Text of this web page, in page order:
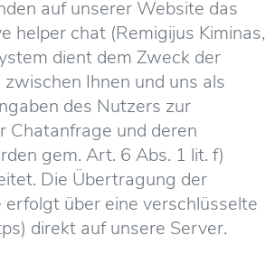
auf unserer Website das
helper chat (Remigijus Kiminas,
dient dem Zweck der
Ihnen und uns als
des Nutzers zur
Chatanfrage und deren
gem. Art. 6 Abs. 1 lit. f)
Die Übertragung der
über eine verschlüsselte
direkt auf unsere Server.